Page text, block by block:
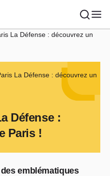
La Défense : découvrez un
La Défense : découvrez un
Défense :
Paris !
emblématiques